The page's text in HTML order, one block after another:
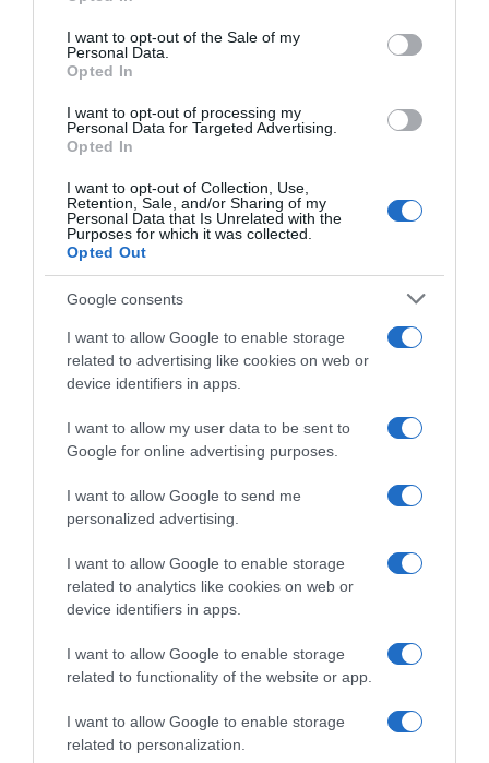
use your data for below specified purposes in below Google
consent section.
I want to opt-out of the Sale of my
Personal Data.
Opted In
I want to opt-out of processing my
Personal Data for Targeted Advertising.
Opted In
I want to opt-out of Collection, Use,
Retention, Sale, and/or Sharing of my
Personal Data that Is Unrelated with the
Purposes for which it was collected.
Opted Out
Google consents
I want to allow Google to enable storage
related to advertising like cookies on web or
device identifiers in apps.
I want to allow my user data to be sent to
Google for online advertising purposes.
I want to allow Google to send me
personalized advertising.
I want to allow Google to enable storage
related to analytics like cookies on web or
device identifiers in apps.
I want to allow Google to enable storage
related to functionality of the website or app.
I want to allow Google to enable storage
related to personalization.
Παρακαλώ Περιμένετε...
Παρακαλώ Περιμένετε...
Παρακαλώ Περιμένετε...